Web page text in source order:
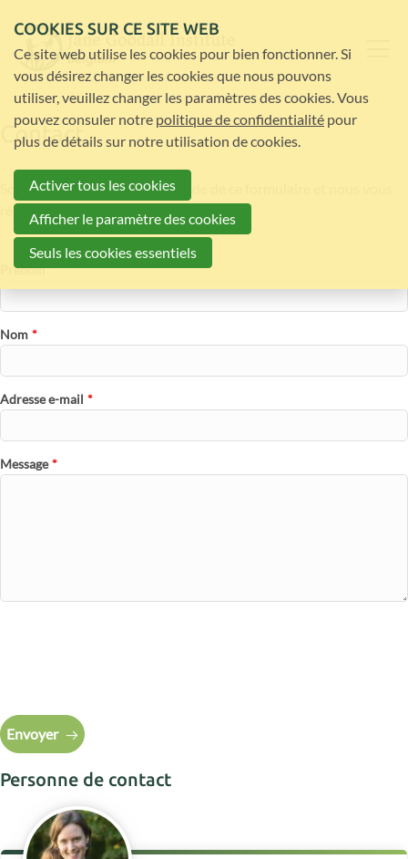
Contact
Soumettez votre question à l'aide de ce formulaire et nous vous
répondrons dans les plus brefs délais.
Prénom *
Nom *
Adresse e-mail *
Message *
Envoyer
Personne de contact
COOKIES SUR CE SITE WEB
Ce site web utilise les cookies pour bien fonctionner. Si
vous désirez changer les cookies que nous pouvons
utiliser, veuillez changer les paramètres des cookies. Vous
pouvez consuler notre politique de confidentialité pour
plus de détails sur notre utilisation de cookies.
Activer tous les cookies
Afficher le paramètre des cookies
Seuls les cookies essentiels